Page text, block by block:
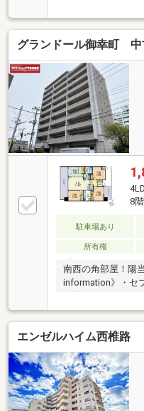
ユニットバス、ト
規貼替：クロス全
グ《Life
610m・沼津市立
ン沼津本町店…約
所…約470m ・中央
学校はR9年4月に
グランドール御幸町
8
駐車場あり
所有権
南西の角部屋！陽
information》・セ
（約690m）・ザ
720m）・生鮮＆
（約800m）■東海
第四小・第四中■
円/2ヵ月 20立方
費用込み）■駐車
せください使用権
円/月■修繕履歴有
エンゼルハイム西椎路